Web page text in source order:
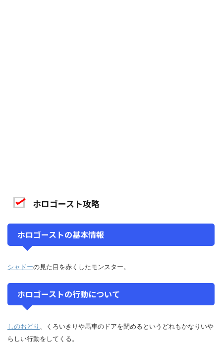
ホロゴースト攻略
ホロゴーストの基本情報
シャドーの見た目を赤くしたモンスター。
ホロゴーストの行動について
しのおどり
、くろいきりや馬車のドアを閉めるというどれもかなりいや
らしい行動をしてくる。